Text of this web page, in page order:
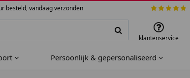
besteld, vandaag verzonden
klantenservice
Persoonlijk & gepersonaliseerd